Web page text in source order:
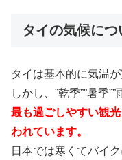
タイの気候につ
タイは基本的に気温が
しかし、”乾季””暑季””
最も過ごしやすい観
われています。
日本では寒くてバイ